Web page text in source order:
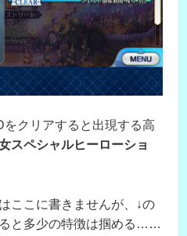
クリアすると出現する高
スペシャルヒーローショ
ここに書きませんが、↓の
と多少の特徴は掴める……